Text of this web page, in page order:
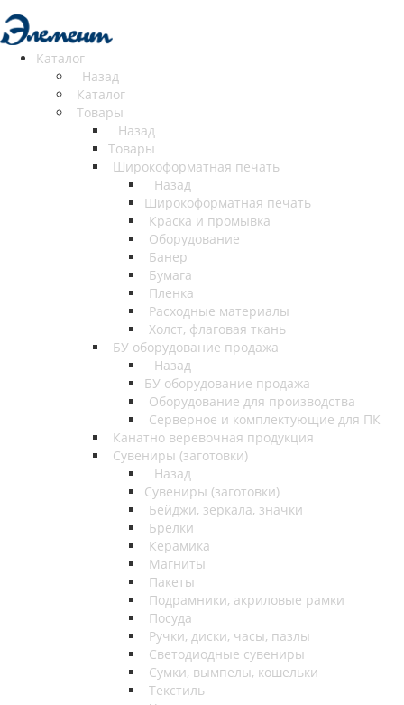
Каталог
Назад
Каталог
Товары
Назад
Товары
Широкоформатная печать
Назад
Широкоформатная печать
Краска и промывка
Оборудование
Банер
Бумага
Пленка
Расходные материалы
Холст, флаговая ткань
БУ оборудование продажа
Назад
БУ оборудование продажа
Оборудование для производства
Серверное и комплектующие для ПК
Канатно веревочная продукция
Сувениры (заготовки)
Назад
Сувениры (заготовки)
Бейджи, зеркала, значки
Брелки
Керамика
Магниты
Пакеты
Подрамники, акриловые рамки
Посуда
Ручки, диски, часы, пазлы
Светодиодные сувениры
Сумки, вымпелы, кошельки
Текстиль